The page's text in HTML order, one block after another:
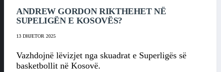
ANDREW GORDON RIKTHEHET NË
SUPELIGËN E KOSOVËS?
13 DHJETOR 2025
Vazhdojnë lëvizjet nga skuadrat e Superligës së
basketbollit në Kosovë.